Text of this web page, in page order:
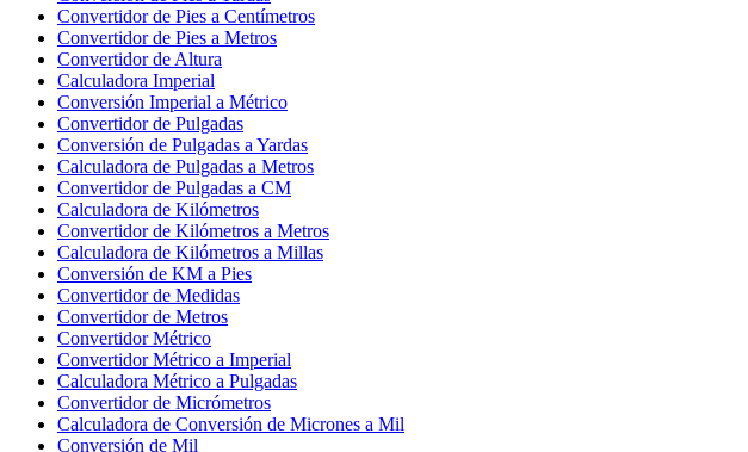
Convertidor de Pies a Centímetros
Convertidor de Pies a Metros
Convertidor de Altura
Calculadora Imperial
Conversión Imperial a Métrico
Convertidor de Pulgadas
Conversión de Pulgadas a Yardas
Calculadora de Pulgadas a Metros
Convertidor de Pulgadas a CM
Calculadora de Kilómetros
Convertidor de Kilómetros a Metros
Calculadora de Kilómetros a Millas
Conversión de KM a Pies
Convertidor de Medidas
Convertidor de Metros
Convertidor Métrico
Convertidor Métrico a Imperial
Calculadora Métrico a Pulgadas
Convertidor de Micrómetros
Calculadora de Conversión de Micrones a Mil
Conversión de Mil